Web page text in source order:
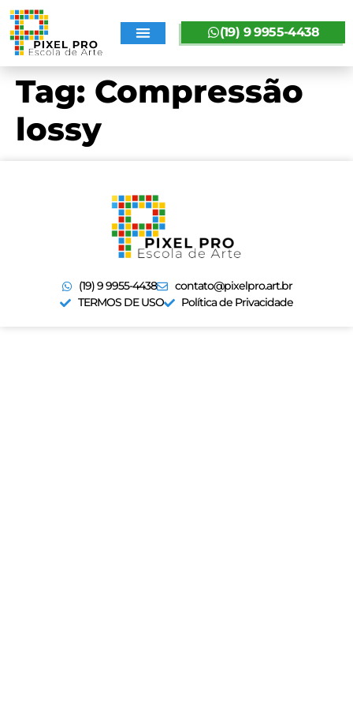
(19) 9 9955-4438
Tag: Compressão
lossy
(19) 9 9955-4438
contato@pixelpro.art.br
TERMOS DE USO
Política de Privacidade